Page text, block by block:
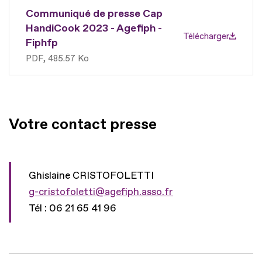
Communiqué de presse Cap
HandiCook 2023 - Agefiph -
Fiphfp
PDF 485.57 Ko
Télécharger
Votre contact presse
Ghislaine CRISTOFOLETTI
g-cristofoletti@agefiph.asso.fr
Tél : 06 21 65 41 96